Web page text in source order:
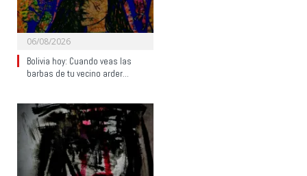
06/08/2026
Bolivia hoy: Cuando veas las
barbas de tu vecino arder…